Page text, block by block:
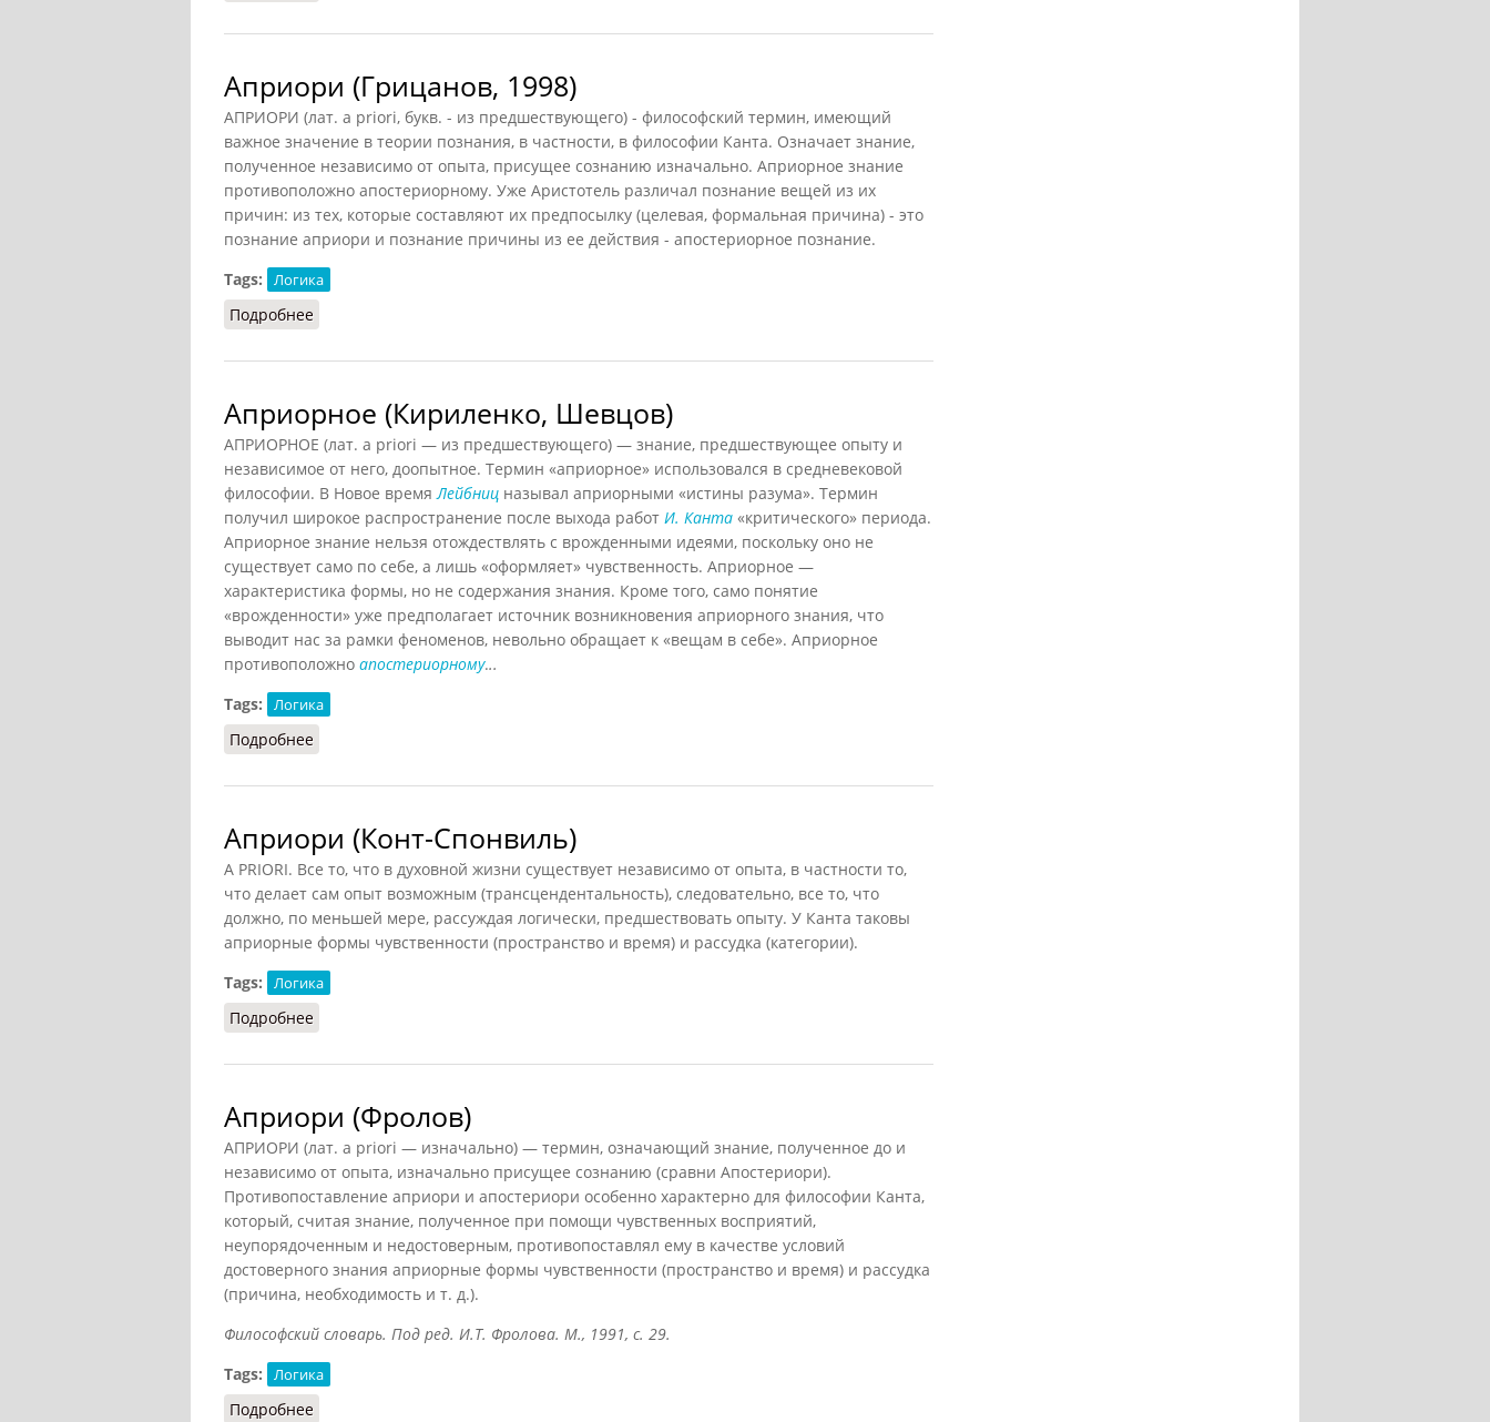
Априори (Грицанов, 1998)
АПРИОРИ (лат. a priori, букв. - из предшествующего) - философский термин, имеющий
важное значение в теории познания, в частности, в философии Канта. Означает знание,
полученное независимо от опыта, присущее сознанию изначально. Априорное знание
противоположно апостериорному. Уже Аристотель различал познание вещей из их
причин: из тех, которые составляют их предпосылку (целевая, формальная причина) - это
познание априори и познание причины из ее действия - апостериорное познание.
Tags:
Логика
Подробнее
Априорное (Кириленко, Шевцов)
АПРИОРНОЕ (лат. a priori — из предшествующего) — знание, предшествующее опыту и
независимое от него, доопытное. Термин «априорное» использовался в средневековой
философии. В Новое времяЛейбниц называл априорными «истины разума». Термин
получил широкое распространение после выхода работ И. Канта «критического» периода.
Априорное знание нельзя отождествлять с врожденными идеями, поскольку оно не
существует само по себе, а лишь «оформляет» чувственность. Априорное —
характеристика формы, но не содержания знания. Кроме того, само понятие
«врожденности» уже предполагает источник возникновения априорного знания, что
выводит нас за рамки феноменов, невольно обращает к «вещам в себе». Априорное
противоположно апостериорному...
Tags:
Логика
Подробнее
Априори (Конт-Спонвиль)
A PRIORI. Все то, что в духовной жизни существует независимо от опыта, в частности то,
что делает сам опыт возможным (трансцендентальность), следовательно, все то, что
должно, по меньшей мере, рассуждая логически, предшествовать опыту. У Канта таковы
априорные формы чувственности (пространство и время) и рассудка (категории).
Tags:
Логика
Подробнее
Априори (Фролов)
АПРИОРИ (лат. a priori — изначально) — термин, означающий знание, полученное до и
независимо от опыта, изначально присущее сознанию (сравни Апостериори).
Противопоставление априори и апостериори особенно характерно для философии Канта,
который, считая знание, полученное при помощи чувственных восприятий,
неупорядоченным и недостоверным, противопоставлял ему в качестве условий
достоверного знания априорные формы чувственности (пространство и время) и рассудка
(причина, необходимость и т. д.).
Философский словарь. Под ред. И.Т. Фролова. М., 1991, с. 29.
Tags:
Логика
Подробнее